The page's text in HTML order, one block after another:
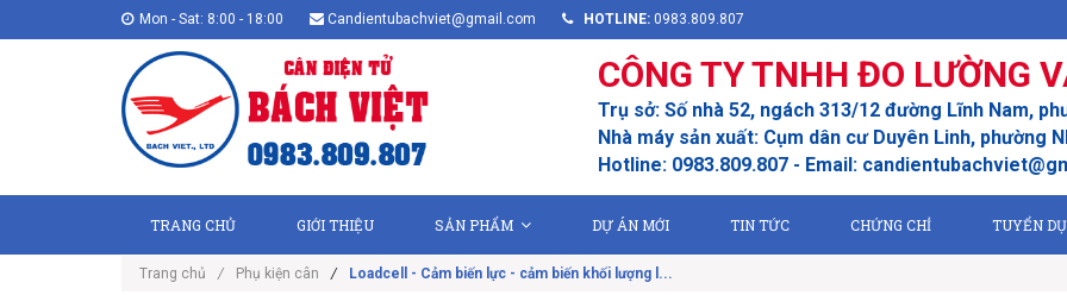
Mon - Sat: 8:00 - 18:00 Candientubachviet@gmail.com HOTLINE: 0983.809.807
CÔNG TY TNHH ĐO LƯỜNG
Trụ sở: Số nhà 52, ngách 313/12 đường Lĩnh Nam,
Nhà máy sản xuất: Cụm dân cư Duyên Linh, phường
Hotline: 0983.809.807 - Email:
TRANG CHỦ GIỚI THIỆU SẢN PHẨM DỰ ÁN MỚI TIN TỨC CHỨNG CHỈ TUYỂN
Trang chủ / Phụ kiện cân / Loadcell - Cảm biến lực - cảm biến khối lượng l...